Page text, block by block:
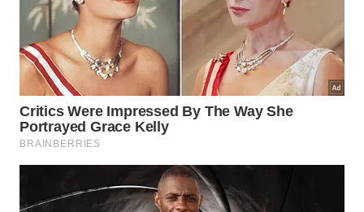
um verdadeiro mestre na arte de preparar e servir
com perfeição absoluta em todos os momentos.